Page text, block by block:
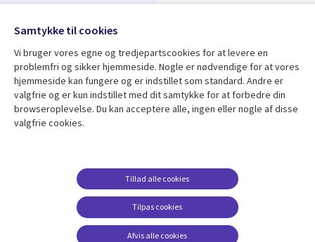
Videoer
Se mere
Library
DENMARK
Artikler
Kundehistorier
Support
Accessibility
Suppliers
Change consent
Media
DENMARK
Samtykke til cookies
Vi bruger vores egne og tredjepartscookies for at levere en
problemfri og sikker hjemmeside. Nogle er nødvendige for at vores
hjemmeside kan fungere og er indstillet som standard. Andre er
valgfrie og er kun indstillet med dit samtykke for at forbedre din
browseroplevelse. Du kan acceptere alle, ingen eller nogle af disse
valgfrie cookies.
Tilpas cookies
Tillad alle cookies
Afvis alle cookies